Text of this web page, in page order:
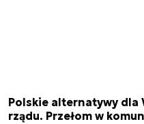
Polskie alternatywy dla
rządu. Przełom w